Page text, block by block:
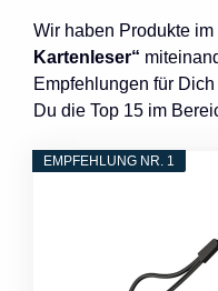
Wir haben Produkte im
Kartenleser“
Empfehlungen für
Du die Top 15 im
EMPFEHLUNG NR. 1